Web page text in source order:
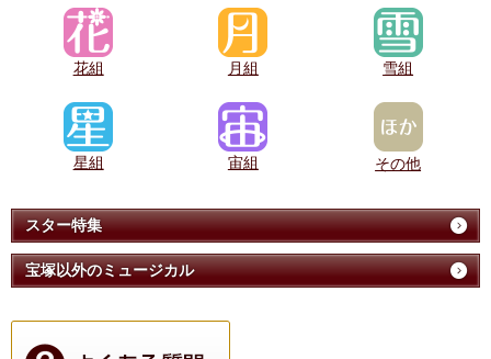
花組 月組 雪組
星組 宙組 その他
スター特集
宝塚以外のミュージカル